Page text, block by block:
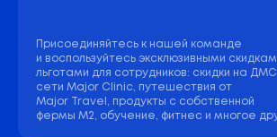
Присоединяйтесь к нашей команде
и воспользуйтесь эксклюзивными
льготами для сотрудников: скидки на ДМС
сети Major Clinic, путешествия от
Major Travel, продукты с собственной
фермы М2, обучение, фитнес и многое